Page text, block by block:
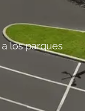
los parques